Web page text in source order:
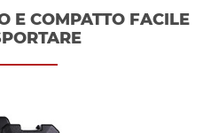
E COMPATTO FACILE